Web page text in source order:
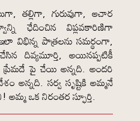
తల్లిగా, గురువుగా, ఆచార
ఛేదించిన విప్లవకారిణిగా
పాత్రలను సమర్థంగా,
దివ్యమూర్తి, అయినప్పటికీ
ప్రేమదే పై చేయి అన్నది. అందరి
అన్నది. సర్వ సృష్టికి అమ్మనే
ఒక నిరంతర స్ఫూర్తి.